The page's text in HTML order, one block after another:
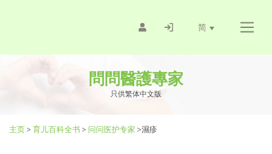
简
問問醫護專家
只供繁体中文版
主页> 育儿百科全书 > 问问医护专家 >濕疹